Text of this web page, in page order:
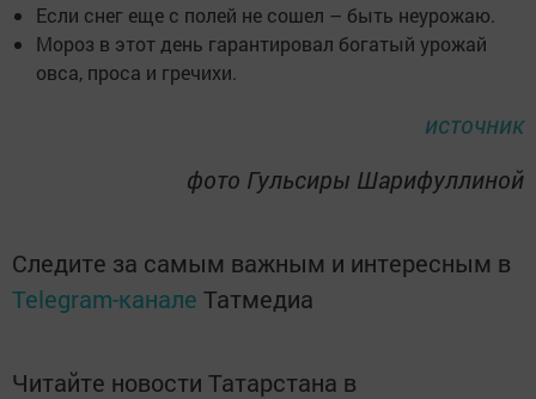
Если снег еще с полей не сошел – быть неурожаю.
Мороз в этот день гарантировал богатый урожай
овса, проса и гречихи.
источник
фото Гульсиры Шарифуллиной
Следите за самым важным и интересным в
Telegram-канале Татмедиа
Читайте новости Татарстана в